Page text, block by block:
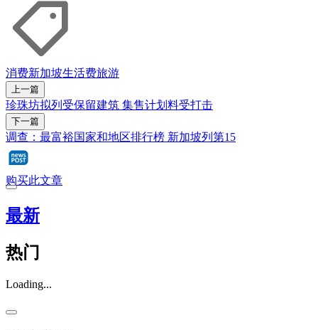
消费新加坡生活费旅游
上一篇
珍珠坊拟列受保留建筑 集售计划料受打击
下一篇
调查：最富裕国家和地区排行榜 新加坡列第15
购买此文章
最新
热门
Loading...